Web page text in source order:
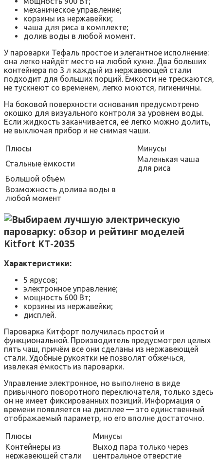
механическое управление;
корзины из нержавейки;
чаша для риса в комплекте;
долив воды в любой момент.
У пароварки Тефаль простое и элегантное исполнение:
она легко найдёт место на любой кухне. Два больших
контейнера по 3 л каждый из нержавеющей стали
подходит для больших порций. Ёмкости не трескаются,
не тускнеют со временем, легко моются, гигиеничны.
На боковой поверхности основания предусмотрено
окошко для визуального контроля за уровнем воды.
Если жидкость заканчивается, её легко можно долить,
не выключая прибор и не снимая чаши.
Плюсы
Минусы
Стальные ёмкости
Маленькая чаша
для риса
Большой объём
Возможность долива воды в
любой момент
Kitfort KT-2035
Характеристики:
5 ярусов;
электронное управление;
мощность 600 Вт;
корзины из нержавейки;
дисплей.
Пароварка Китфорт получилась простой и
функциональной. Производитель предусмотрел целых
пять чаш, причём все они сделаны из нержавеющей
стали. Удобные рукоятки не позволят обжечься,
извлекая ёмкость из пароварки.
Управление электронное, но выполнено в виде
привычного поворотного переключателя, только здесь
он не имеет фиксированных позиций. Информация о
времени появляется на дисплее — это единственный
отображаемый параметр, но его вполне достаточно.
Плюсы
Минусы
Контейнеры из
нержавеющей стали
Выход пара только через
центральное отверстие